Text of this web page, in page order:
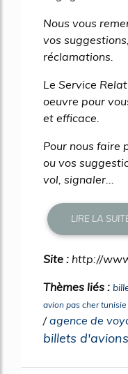
Nous vous
vos
réclamations.
Le Service
oeuvre pour
et efficace.
Pour nous faire
ou vos
vol, signaler...
LIRE LA
Site : http://
Thèmes liés :
avion pas cher tunisie
/agence de
billets